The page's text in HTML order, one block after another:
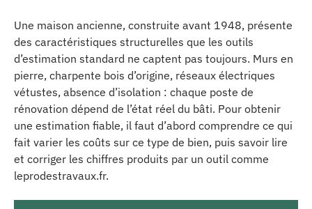
Une maison ancienne, construite avant 1948, présente
des caractéristiques structurelles que les outils
d’estimation standard ne captent pas toujours. Murs en
pierre, charpente bois d’origine, réseaux électriques
vétustes, absence d’isolation : chaque poste de
rénovation dépend de l’état réel du bâti. Pour obtenir
une estimation fiable, il faut d’abord comprendre ce qui
fait varier les coûts sur ce type de bien, puis savoir lire
et corriger les chiffres produits par un outil comme
leprodestravaux.fr.